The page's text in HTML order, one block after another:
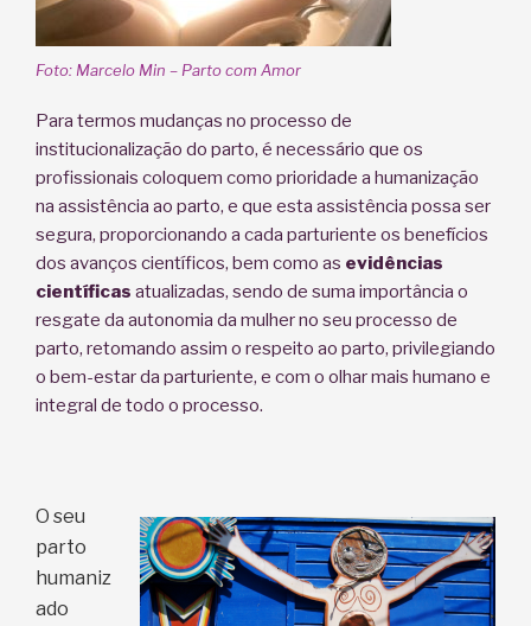
Foto: Marcelo Min – Parto com Amor
Para termos mudanças no processo de
institucionalização do parto, é necessário que os
profissionais coloquem como prioridade a humanização
na assistência ao parto, e que esta assistência possa ser
segura, proporcionando a cada parturiente os benefícios
dos avanços científicos, bem como as evidências
científicas atualizadas, sendo de suma importância o
resgate da autonomia da mulher no seu processo de
parto, retomando assim o respeito ao parto, privilegiando
o bem-estar da parturiente, e com o olhar mais humano e
integral de todo o processo.
O seu
parto
humaniz
ado